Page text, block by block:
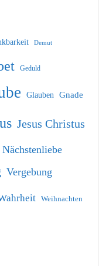
Demut
Geduld
Glauben Gnade
Jesus Christus
Nächstenliebe
Vergebung
Weihnachten